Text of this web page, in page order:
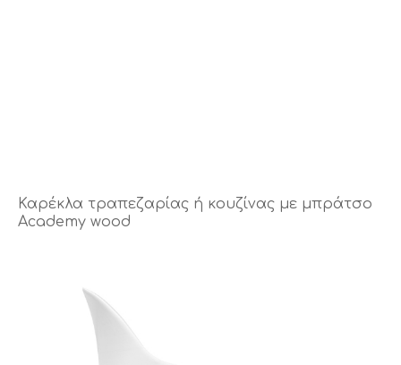
Καρέκλα τραπεζαρίας ή κουζίνας με μπράτσο
Academy wood